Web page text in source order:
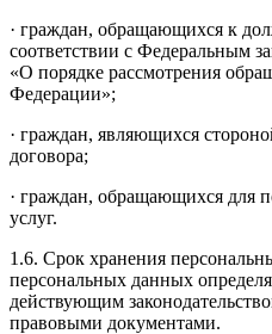
· граждан, обращающихся к
соответствии с Федеральным
«О порядке рассмотрения
Федерации»;
· граждан, являющихся
договора;
· граждан, обращающихся для
услуг.
1.6. Срок хранения
персональных данных
действующим
правовыми документами.